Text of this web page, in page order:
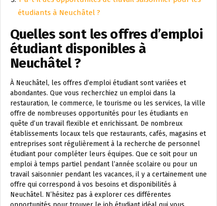
étudiants à Neuchâtel ?
Quelles sont les offres d’emploi
étudiant disponibles à
Neuchâtel ?
À Neuchâtel, les offres d’emploi étudiant sont variées et
abondantes. Que vous recherchiez un emploi dans la
restauration, le commerce, le tourisme ou les services, la ville
offre de nombreuses opportunités pour les étudiants en
quête d’un travail flexible et enrichissant. De nombreux
établissements locaux tels que restaurants, cafés, magasins et
entreprises sont régulièrement à la recherche de personnel
étudiant pour compléter leurs équipes. Que ce soit pour un
emploi à temps partiel pendant l’année scolaire ou pour un
travail saisonnier pendant les vacances, il y a certainement une
offre qui correspond à vos besoins et disponibilités à
Neuchâtel. N’hésitez pas à explorer ces différentes